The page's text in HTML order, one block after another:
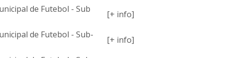
de Futebol - Sub
[+ info]
de Futebol - Sub-
[+ info]